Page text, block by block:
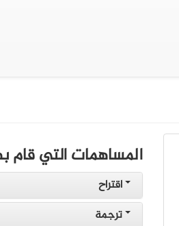
المساهمات التي قام
اقتراح
ترجمة